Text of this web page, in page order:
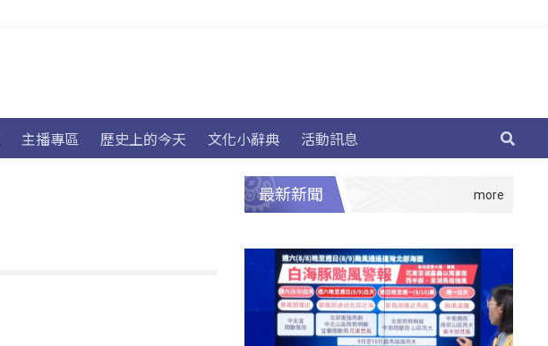
主播專區 歷史上的今天 文化小辭典 活動訊息
最新新聞